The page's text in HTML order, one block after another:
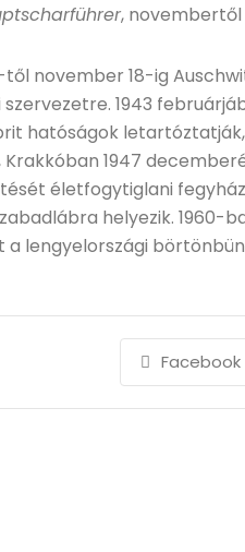
, novembertől
től november 18-ig
1943
hatóságok
Krakkóban 1947
életfogytiglani
helyezik. 1960-
a lengyelországi
Facebook